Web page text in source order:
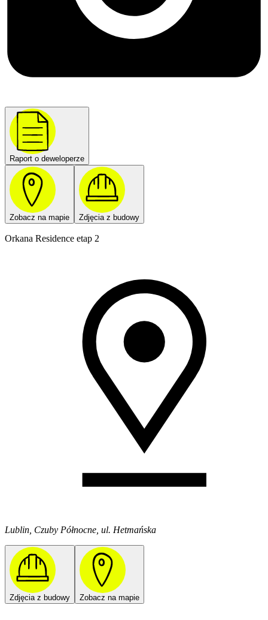
Raport o deweloperze
Zobacz na mapie Zdjęcia z budowy
Orkana Residence etap 2
Lublin, Czuby Północne, ul. Hetmańska
Zdjęcia z budowy Zobacz na mapie